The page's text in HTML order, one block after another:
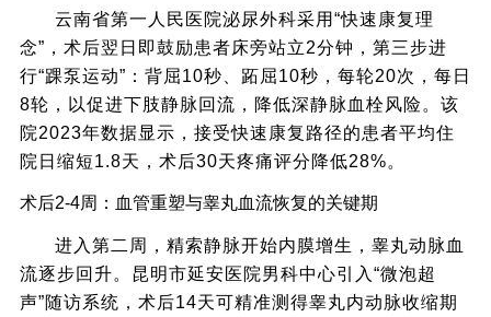
云南省第一人民医院泌尿外科采用“快速康复理
念”，术后翌日即鼓励患者床旁站立2分钟，第三步进
行“踝泵运动”：背屈10秒、跖屈10秒，每轮20次，每日
8轮，以促进下肢静脉回流，降低深静脉血栓风险。该
院2023年数据显示，接受快速康复路径的患者平均住
院日缩短1.8天，术后30天疼痛评分降低28%。
术后2-4周：血管重塑与睾丸血流恢复的关键期
进入第二周，精索静脉开始内膜增生，睾丸动脉血
流逐步回升。昆明市延安医院男科中心引入“微泡超
声”随访系统，术后14天可精准测得睾丸内动脉收缩期